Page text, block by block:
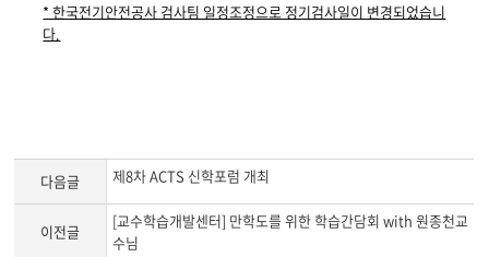
* 한국전기안전공사 검사팀 일정조정으로 정기검사일이 변경되었습니
다.
다음글 제8차 ACTS 신학포럼 개최
이전글
[교수학습개발센터] 만학도를 위한 학습간담회 with 원종천교
수님